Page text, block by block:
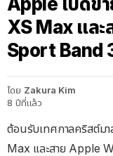
XS Max แล
Sport Band
โดย Zakura Kim
8 ปีที่แล้ว
ต้อนรับเทศกาลคริสต์ม
Max และสาย Apple